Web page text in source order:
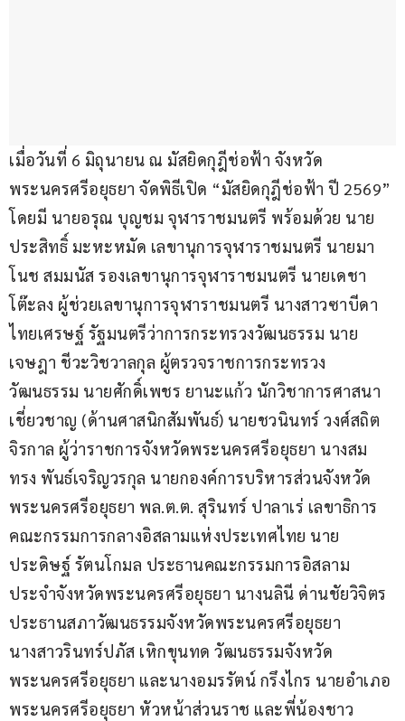
เมื่อวันที่ 6 มิถุนายน ณ มัสยิดกุฎีช่อฟ้า จังหวัด
พระนครศรีอยุธยา จัดพิธีเปิด “มัสยิดกุฎีช่อฟ้า ปี 2569”
โดยมี นายอรุณ บุญชม จุฬาราชมนตรี พร้อมด้วย นาย
ประสิทธิ์ มะหะหมัด เลขานุการจุฬาราชมนตรี นายมา
โนช สมมนัส รองเลขานุการจุฬาราชมนตรี นายเดชา
โต๊ะลง ผู้ช่วยเลขานุการจุฬาราชมนตรี นางสาวซาบีดา
ไทยเศรษฐ์ รัฐมนตรีว่าการกระทรวงวัฒนธรรม นาย
เจษฎา ชีวะวิชวาลกุล ผู้ตรวจราชการกระทรวง
วัฒนธรรม นายศักดิ์เพชร ยานะแก้ว นักวิชาการศาสนา
เชี่ยวชาญ (ด้านศาสนิกสัมพันธ์) นายชวนินทร์ วงศ์สถิต
จิรกาล ผู้ว่าราชการจังหวัดพระนครศรีอยุธยา นางสม
ทรง พันธ์เจริญวรกุล นายกองค์การบริหารส่วนจังหวัด
พระนครศรีอยุธยา พล.ต.ต. สุรินทร์ ปาลาเร่ เลขาธิการ
คณะกรรมการกลางอิสลามแห่งประเทศไทย นาย
ประดิษฐ์ รัตนโกมล ประธานคณะกรรมการอิสลาม
ประจำจังหวัดพระนครศรีอยุธยา นางนลินี ด่านชัยวิจิตร
ประธานสภาวัฒนธรรมจังหวัดพระนครศรีอยุธยา
นางสาวรินทร์ปภัส เหิกขุนทด วัฒนธรรมจังหวัด
พระนครศรีอยุธยา และนางอมรรัตน์ กรึงไกร นายอำเภอ
พระนครศรีอยุธยา หัวหน้าส่วนราช และพี่น้องชาว